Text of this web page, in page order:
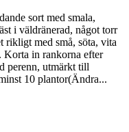
sort med smala,
i väldränerad, något torr
med små, söta, vita
in rankorna efter
perenn, utmärkt till
10 plantor(Ändra...